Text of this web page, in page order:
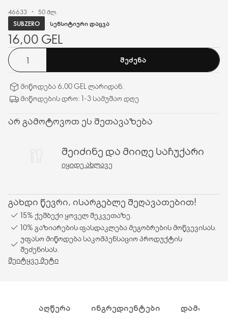
46633
50 მლ.
SUBZERO
ᲡᲔᲜᲡᲘᲢᲘᲣᲠᲘ ᲓᲐᲪᲕᲐ
16,00 GEL
ᲨᲔᲫᲔᲜᲐ
მიწოდება 6,00 GEL ლარიდან.
მიწოდების დრო: 1-3 სამუშაო დღე
არ გამოტოვოთ ეს შეთავაზება
შეიძინე და მიიღე საჩუქარი
ᲘᲧᲘᲓᲔ ᲐᲮᲚᲐᲕᲔ
გახდი წევრი, ისარგებლე შეღავათებით!
15% ქეშბექი ყოველ შეკვეთაზე.
10% გაზიარების ფასდაკლება მეგობრების მოწვევისას.
უფასო მიწოდება საკომპენსაციო პროდუქტის
შეძენისას.
შეიტყვე მეტი
ᲐᲦᲬᲔᲠᲐ ᲘᲜᲒᲠᲔᲓᲘᲔᲜᲢᲔᲑᲘ